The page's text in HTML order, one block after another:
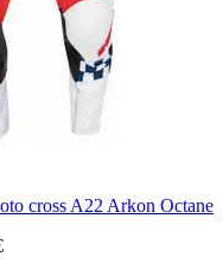
cross A22 Arkon Octane